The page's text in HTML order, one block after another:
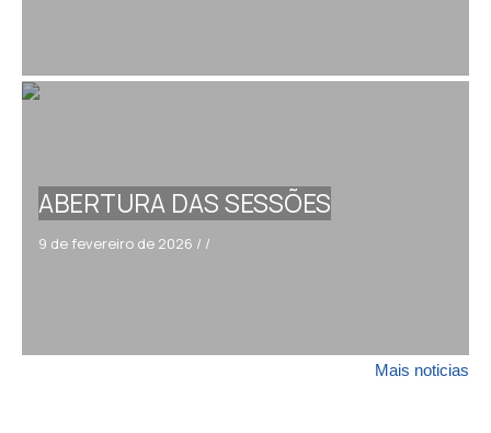
ABERTURA DAS SESSÕES
9 de fevereiro de 2026 / /
Mais noticias